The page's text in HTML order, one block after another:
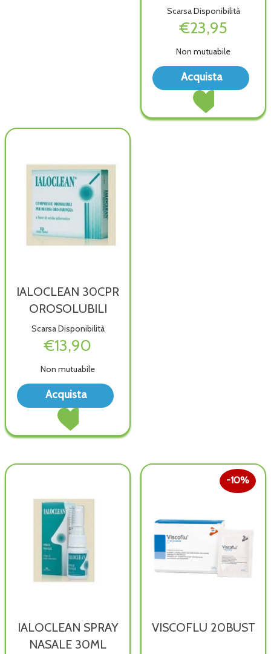
Scarsa Disponibilità
€23,95
Non mutuabile
Acquista
Acquista EPISTAS
NASALE
IALOCLEAN 30CPR
OROSOLUBILI
Scarsa Disponibilità
€13,90
Non mutuabile
Acquista
Acquista IALOCLEAN
OROSOLUBILI al
wishlist
IALOCLEAN SPRAY
NASALE 30ML
VISCOFLU 20BUST
10%